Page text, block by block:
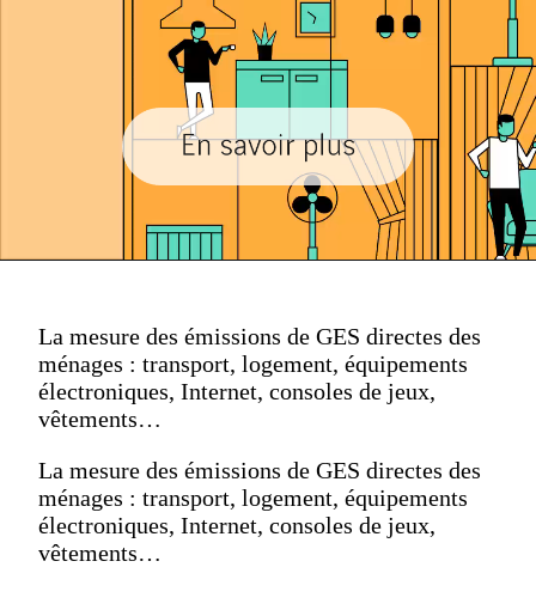
La mesure des émissions de GES directes des
ménages : transport, logement, équipements
électroniques, Internet, consoles de jeux,
vêtements…
La mesure des émissions de GES directes des
ménages : transport, logement, équipements
électroniques, Internet, consoles de jeux,
vêtements…